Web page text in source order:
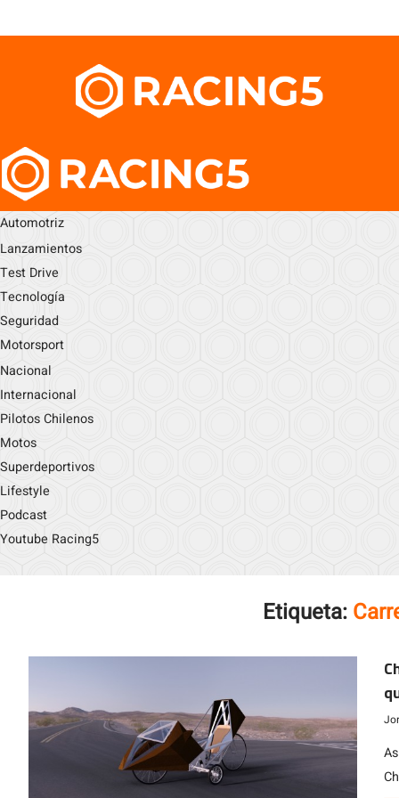
Automotriz
Lanzamientos
Test Drive
Tecnología
Seguridad
Motorsport
Nacional
Internacional
Pilotos Chilenos
Motos
Superdeportivos
Lifestyle
Podcast
Youtube Racing5
Etiqueta: